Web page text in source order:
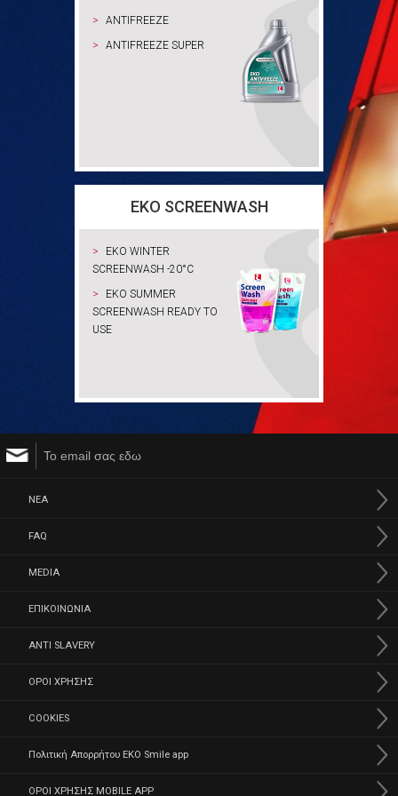
ANTIFREEZE
ANTIFREEZE SUPER
EKO SCREENWASH
EKO WINTER
SCREENWASH -20°C
EKO SUMMER
SCREENWASH READY TO
USE
ΝΕΑ